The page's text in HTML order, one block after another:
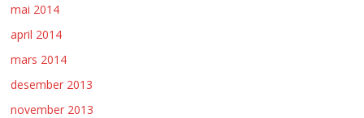
mai 2014
april 2014
mars 2014
desember 2013
november 2013